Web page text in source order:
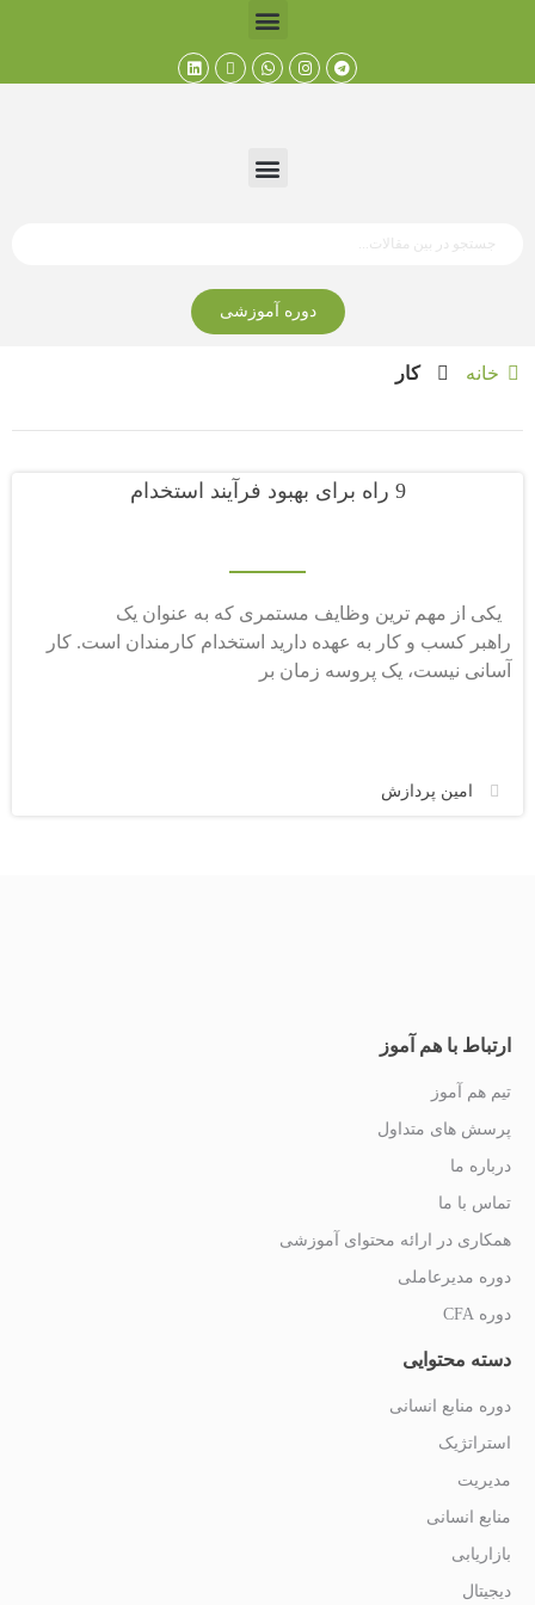
دوره آموزشی
خانه کار
9 راه برای بهبود فرآیند استخدام
یکی از مهم ترین وظایف مستمری که به عنوان یک
راهبر کسب و کار به عهده دارید استخدام کارمندان است. کار
آسانی نیست، یک پروسه زمان بر
امین پردازش
ارتباط با هم آموز
تیم هم آموز
پرسش های متداول
درباره ما
تماس با ما
همکاری در ارائه محتوای آموزشی
دوره مدیرعاملی
دوره CFA
دسته محتوایی
دوره منابع انسانی
استراتژیک
مدیریت
منابع انسانی
بازاریابی
دیجیتال